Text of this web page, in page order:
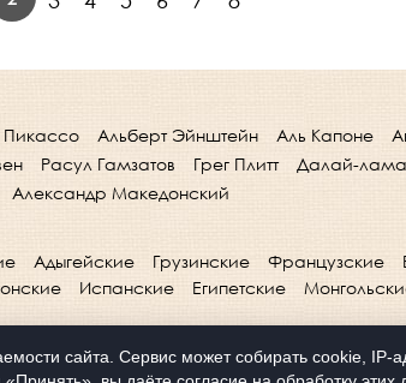
Альберт Эйнштейн Аль Капоне
Расул Гамзатов Грег Плитт Далай-лама
Александр Македонский
Адыгейские Грузинские Французские
Испанские Египетские
сайта. Сервис может собирать cookie, IP-